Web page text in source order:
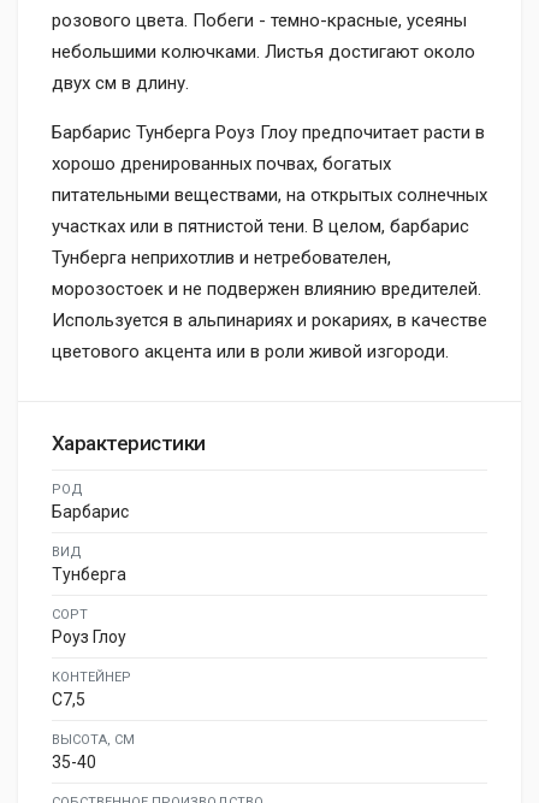
розового цвета. Побеги - темно-красные, усеяны
небольшими колючками. Листья достигают около
двух см в длину.
Барбарис Тунберга Роуз Глоу предпочитает расти в
хорошо дренированных почвах, богатых
питательными веществами, на открытых солнечных
участках или в пятнистой тени. В целом, барбарис
Тунберга неприхотлив и нетребователен,
морозостоек и не подвержен влиянию вредителей.
Используется в альпинариях и рокариях, в качестве
цветового акцента или в роли живой изгороди.
Характеристики
РОД
Барбарис
ВИД
Тунберга
СОРТ
Роуз Глоу
КОНТЕЙНЕР
C7,5
ВЫСОТА, СМ
35-40